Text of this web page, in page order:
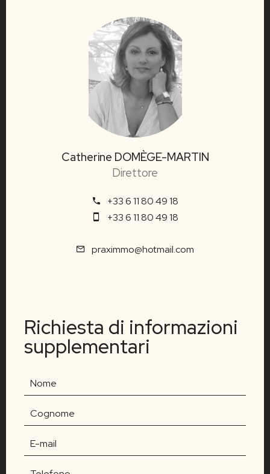
Catherine DOMÈGE-MARTIN
Direttore
+33 6 11 80 49 18
+33 6 11 80 49 18
praximmo@hotmail.com
Richiesta di informazioni
supplementari